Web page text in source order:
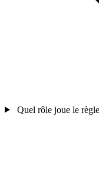
Quel rôle joue le